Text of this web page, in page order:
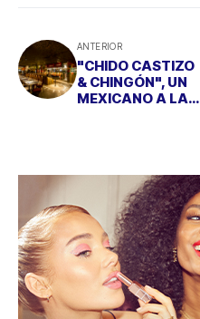
ANTERIOR
"CHIDO CASTIZO
& CHINGÓN", UN
MEXICANO A LA